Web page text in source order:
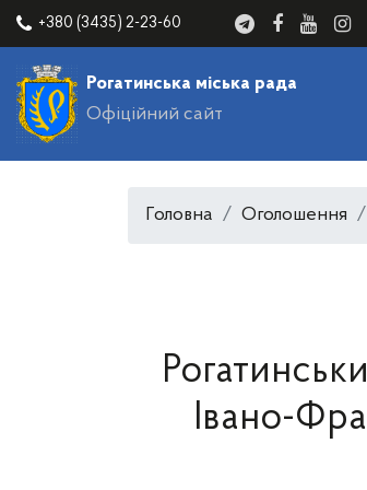
+380 (3435) 2-23-60
Рогатинська міська рада
Офіційний сайт
Головна Оголошення
Івано-